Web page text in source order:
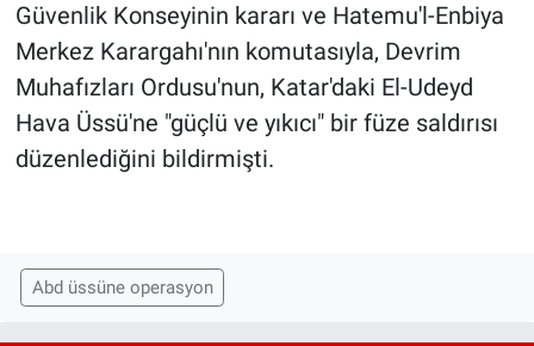
Güvenlik Konseyinin kararı ve Hatemu'l-Enbiya
Merkez Karargahı'nın komutasıyla, Devrim
Muhafızları Ordusu'nun, Katar'daki El-Udeyd
Hava Üssü'ne "güçlü ve yıkıcı" bir füze saldırısı
düzenlediğini bildirmişti.
Abd üssüne operasyon